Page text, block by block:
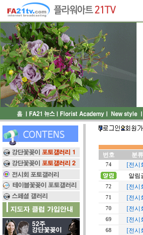
번호 분류
74 [전시
알림
72 [전시
71 [전시
70 [전시
69 [전시
68 [전시